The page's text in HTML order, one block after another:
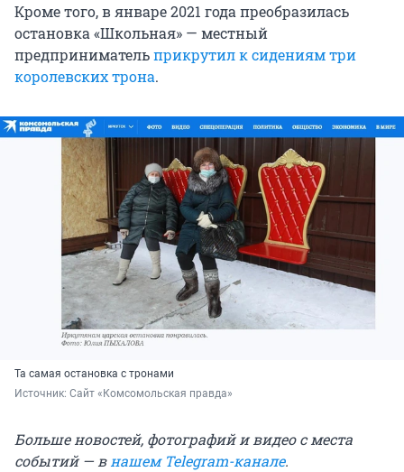
Кроме того, в январе 2021 года преобразилась
остановка «Школьная» — местный
предпринимательприкрутил к сидениям три
королевских трона.
Та самая остановка с тронами
Источник: Сайт «Комсомольская правда»
Больше новостей, фотографий и видео с места
событий — в нашем Telegram-канале.